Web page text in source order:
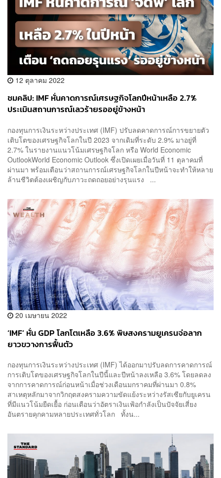
12 ตุลาคม 2022
ชมคลิป: IMF หั่นคาดการณ์เศรษฐกิจโลกปีหน้าเหลือ 2.7%
ประเมินสถานการณ์เลวร้ายรออยู่ข้างหน้า
กองทุนการเงินระหว่างประเทศ (IMF) ปรับลดคาดการณ์การขยายตัว
เติบโตของเศรษฐกิจโลกในปี 2023 จากเดิมที่ระดับ 2.9% มาอยู่ที่
2.7% ในรายงานแนวโน้มเศรษฐกิจโลก หรือ World Economic
OutlookWorld Economic Outlook ซึ่งเปิดเผยเมื่อวันที่ 11 ตุลาคมที่
ผ่านมา พร้อมเตือนว่าสถานการณ์เศรษฐกิจโลกในปีหน้าจะทำให้หลาย
ล้านชีวิตต้องเผชิญกับภาวะถดถอยอย่างรุนแรง ...
20 เมษายน 2022
‘IMF’ หั่น GDP โลกโตเหลือ 3.6% พิษสงครามยูเครนจ่อลาก
ยาวขวางการฟื้นตัว
กองทุนการเงินระหว่างประเทศ (IMF) ได้ออกมาปรับลดการคาดการณ์
การเติบโตของเศรษฐกิจโลกในปีนี้และปีหน้าลงเหลือ 3.6% โดยลดลง
จากการคาดการณ์ก่อนหน้าเมื่อช่วงเดือนมกราคมที่ผ่านมา 0.8%
สาเหตุหลักมาจากวิกฤตสงครามความขัดแย้งระหว่างรัสเซียกับยูเครน
ที่มีแนวโน้มยืดเยื้อ ก่อนเตือนว่าอัตราเงินเฟ้อกำลังเป็นปัจจัยเสี่ยง
อันตรายคุกคามหลายประเทศทั่วโลก ทั้งน...